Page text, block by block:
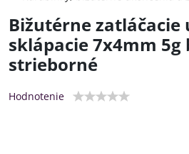
Bižutérne zatláčacie
sklápacie 7x4mm 5g
strieborné
Hodnotenie